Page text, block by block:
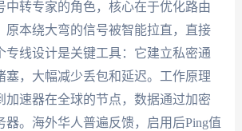
中转专家的角色，核心在于优化路由
原本绕大弯的信号被智能拉直，直接
专线设计是关键工具：它建立私密通
塞，大幅减少丢包和延迟。工作原理
加速器在全球的节点，数据通过加密
器。海外华人普遍反馈，启用后Ping值